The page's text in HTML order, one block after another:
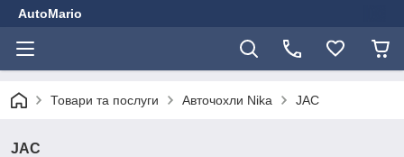
AutoMario
Товари та послуги Авточохли Nika JAC
JAC